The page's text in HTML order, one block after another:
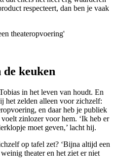
respecteert, dan ben je vaak
theateropvoering'
keuken
in het leven van houdt. En
het zelden alleen voor zichzelf:
en daar heb je publiek
zinlozer voor hem. ‘Ik heb er
moet geven,’ lacht hij.
op tafel zet? ‘Bijna altijd een
theater en het ziet er niet